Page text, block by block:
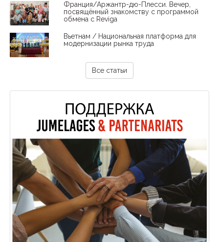
Франция/Аржантр-дю-Плесси. Вечер,
посвящённый знакомству с программой
обмена с Reviga
Вьетнам / Национальная платформа для
модернизации рынка труда
Все статьи